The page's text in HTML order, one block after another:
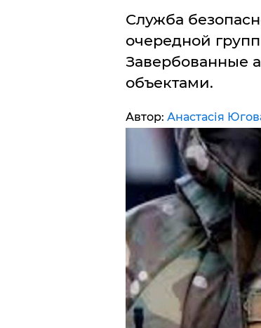
Служба
очередной
Завербованные
объектами.
Автор: Анастасія